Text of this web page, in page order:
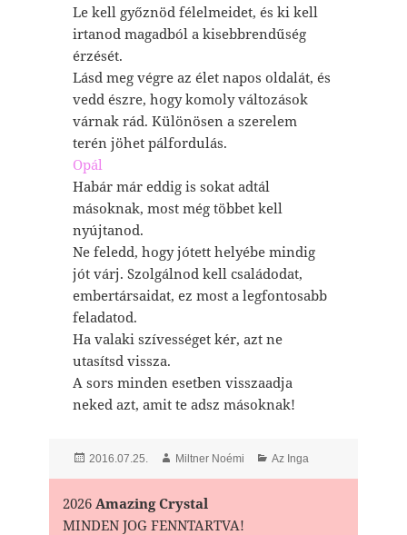
Le kell győznöd félelmeidet, és ki kell
irtanod magadból a kisebbrendűség
érzését.
Lásd meg végre az élet napos oldalát, és
vedd észre, hogy komoly változások
várnak rád. Különösen a szerelem
terén jöhet pálfordulás.
Opál
Habár már eddig is sokat adtál
másoknak, most még többet kell
nyújtanod.
Ne feledd, hogy jótett helyébe mindig
jót várj. Szolgálnod kell családodat,
embertársaidat, ez most a legfontosabb
feladatod.
Ha valaki szívességet kér, azt ne
utasítsd vissza.
A sors minden esetben visszaadja
neked azt, amit te adsz másoknak!
Posted
2016.07.25. Author
Miltner Noémi Categories
Az Inga
2026Amazing Crystal
MINDEN JOG FENNTARTVA!